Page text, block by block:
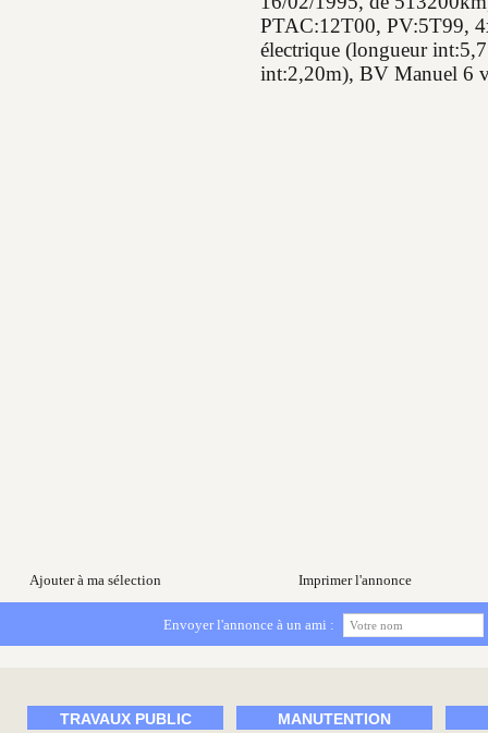
PTAC:12T00, PV:5T99,
électrique (longueur
int:2,20m), BV Manuel 6
Ajouter à ma sélection Imprimer l'annonce
Envoyer l'annonce à un ami :
TRAVAUX PUBLIC MANUTENTION